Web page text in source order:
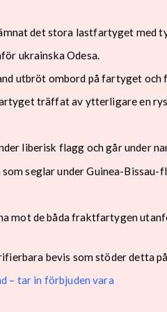
det stora lastfartyget med
ukrainska Odesa.
utbröt ombord på fartyget
träffat av ytterligare en
liberisk flagg och går under
seglar under Guinea-
mot de båda fraktfartygen
bevis som stöder detta
– tar in förbjuden vara